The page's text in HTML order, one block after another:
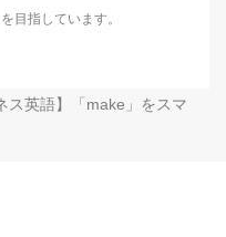
目指しています。
ス英語】「make」をスマ